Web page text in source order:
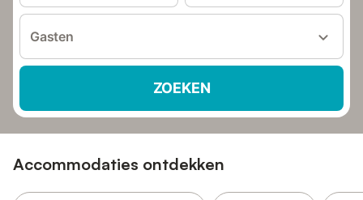
Gasten
ZOEKEN
Accommodaties ontdekken